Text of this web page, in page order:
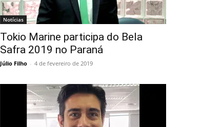
Notícias
Tokio Marine participa do Bela
Safra 2019 no Paraná
Júlio Filho - 4 de fevereiro de 2019